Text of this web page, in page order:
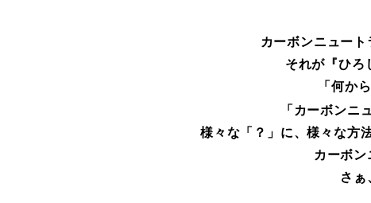
カーボンニュー
それが『ひろ
「何か
「カーボンニ
様々な「？」に、様々な方
カーボン
さぁ